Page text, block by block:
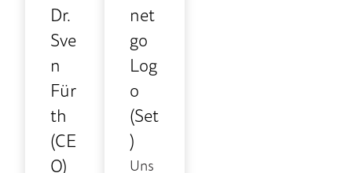
Dr.
Sve
n
Für
th
(CE
O)
net
go
Log
o
(Set
)
Uns